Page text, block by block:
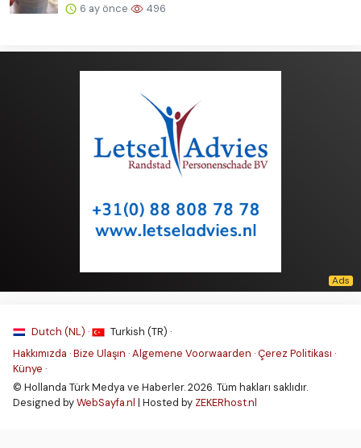
6 ay önce 496
Dutch (NL) ·
Turkish (TR) ·
Hakkımızda ·Bize Ulaşın ·Algemene Voorwaarden ·Çerez Politikası ·
Künye ·
© Hollanda Türk Medya ve Haberler. 2026. Tüm hakları saklıdır.
Designed byWebSayfa.nl | Hosted by ZEKERhost.nl